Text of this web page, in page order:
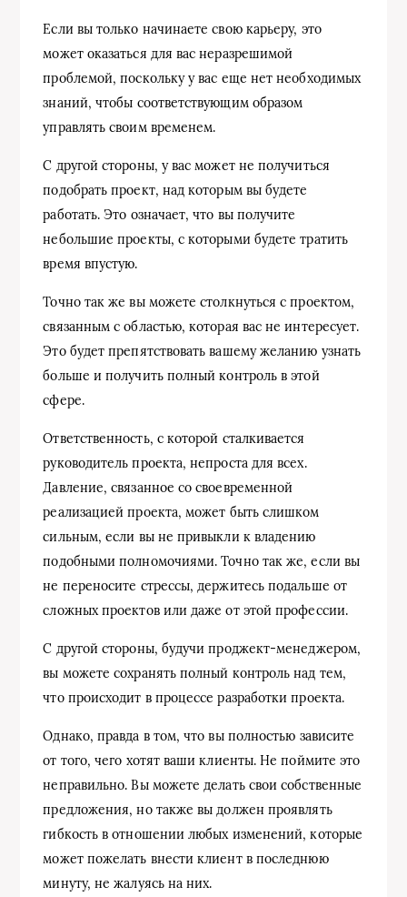
Если вы только начинаете свою карьеру, это
может оказаться для вас неразрешимой
проблемой, поскольку у вас еще нет необходимых
знаний, чтобы соответствующим образом
управлять своим временем.
С другой стороны, у вас может не получиться
подобрать проект, над которым вы будете
работать. Это означает, что вы получите
небольшие проекты, с которыми будете тратить
время впустую.
Точно так же вы можете столкнуться с проектом,
связанным с областью, которая вас не интересует.
Это будет препятствовать вашему желанию узнать
больше и получить полный контроль в этой
сфере.
Ответственность, с которой сталкивается
руководитель проекта, непроста для всех.
Давление, связанное со своевременной
реализацией проекта, может быть слишком
сильным, если вы не привыкли к владению
подобными полномочиями. Точно так же, если вы
не переносите стрессы, держитесь подальше от
сложных проектов или даже от этой профессии.
С другой стороны, будучи проджект-менеджером,
вы можете сохранять полный контроль над тем,
что происходит в процессе разработки проекта.
Однако, правда в том, что вы полностью зависите
от того, чего хотят ваши клиенты. Не поймите это
неправильно. Вы можете делать свои собственные
предложения, но также вы должен проявлять
гибкость в отношении любых изменений, которые
может пожелать внести клиент в последнюю
минуту, не жалуясь на них.